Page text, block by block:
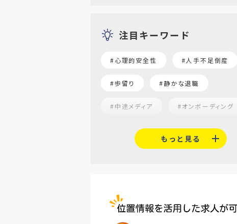
注目キーワード
#心理的安全性 #人手不足倒産
#歩留り #静かな退職
#中途メディア #オンボーディング
#就活志向 #α世代 #福利
#AI面接
#医療業界
もっと見る